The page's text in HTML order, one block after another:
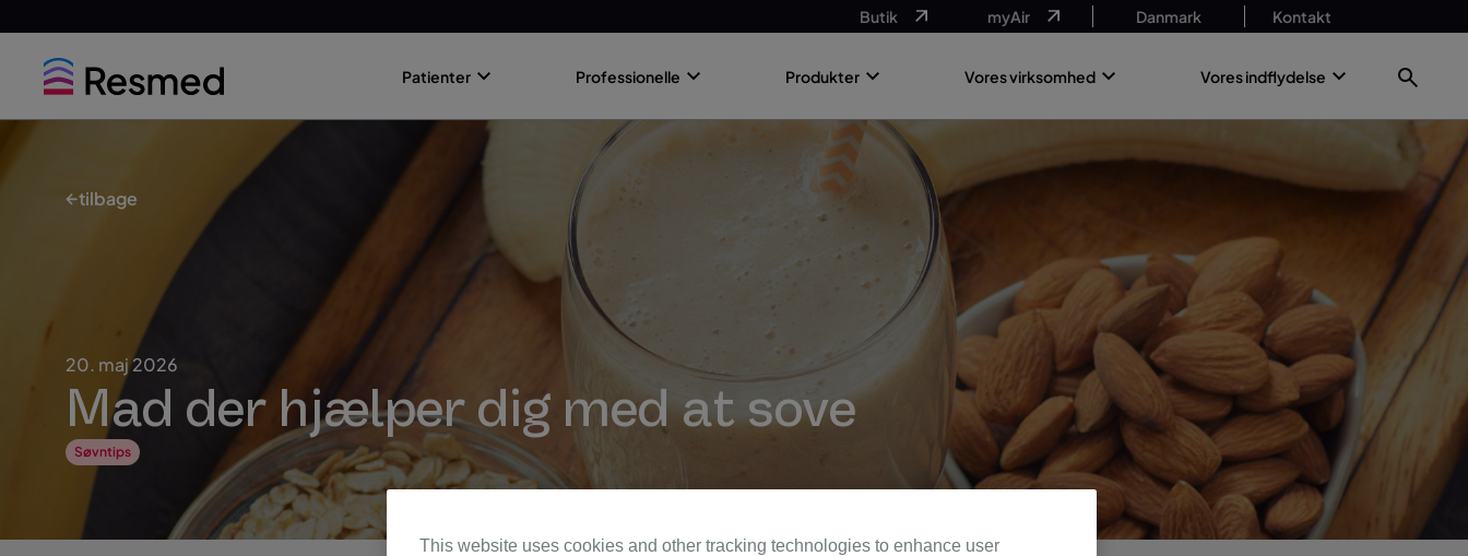
to
menu
to
content
Butik myAir Danmark Kontakt
Patienter Professionelle Produkter Vores virksomhed Vores indflydelse
tilbage
20. maj 2026
Mad der hjælper dig med at sove
Søvntips
This website uses cookies and other tracking technologies to enhance user